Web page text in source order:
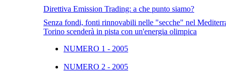
Direttiva Emission Trading: a che punto siamo?
Senza fondi, fonti rinnovabili nelle "secche" nel
Torino scenderà in pista con un'energia olimpica
NUMERO 1 - 2005
NUMERO 2 - 2005